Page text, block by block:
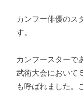
カンフー俳優のス
す。
カンフースターで
武術大会において
も呼ばれました。